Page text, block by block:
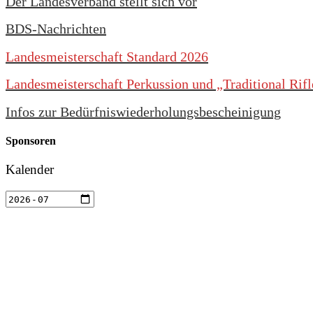
BDS-Nachrichten
Landesmeisterschaft Standard 2026
Landesmeisterschaft Perkussion und „Traditional
Infos zur Bedürfniswiederholungsbescheinigung
Sponsoren
Kalender